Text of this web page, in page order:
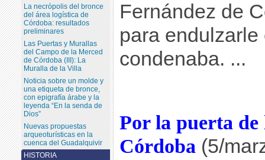
Fernández de
para
condenaba. ...
Por la puerta
Córdoba (5/
La necrópolis del bronce
del área logística de
Córdoba: resultados
preliminares
Las Puertas y Murallas
del Campo de la Merced
de Córdoba (III): La
Muralla de la Villa
Noticia sobre un molde y
una etiqueta de bronce,
con epigrafía árabe y la
leyenda “En la senda de
Dios”
Nuevas propuestas
arqueoturísticas en la
cuenca del Guadalquivir
HISTORIA